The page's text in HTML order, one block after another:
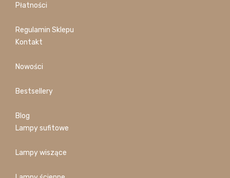
Płatności
Regulamin Sklepu
Kontakt
Nowości
Bestsellery
Blog
Lampy sufitowe
Lampy wiszące